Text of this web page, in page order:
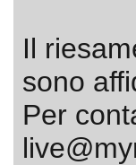
Il
sono
Per